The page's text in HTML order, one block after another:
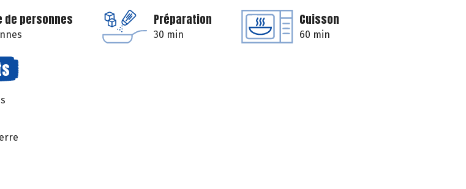
de personnes Préparation
30 min
Cuisson
60 min